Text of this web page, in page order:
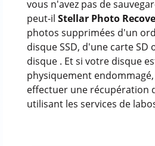
vous n'avez pas de
peut-il Stellar Photo
photos supprimées d'un
disque SSD, d'une carte SD
disque . Et si votre disque
physiquement
effectuer une récupération
utilisant les services de